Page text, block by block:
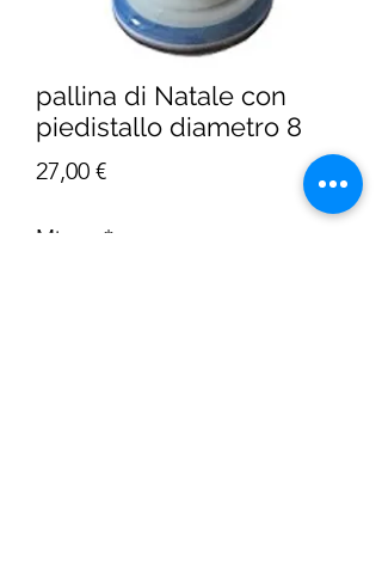
pallina di Natale con
piedistallo diametro 8
27,00 €Prezzo
Misura *